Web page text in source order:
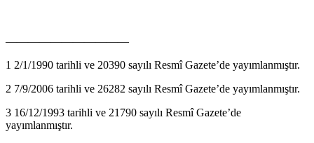
———————————
1 2/1/1990 tarihli ve 20390 sayılı Resmî Gazete’de yayımlanmıştır.
2 7/9/2006 tarihli ve 26282 sayılı Resmî Gazete’de yayımlanmıştır.
3 16/12/1993 tarihli ve 21790 sayılı Resmî Gazete’de
yayımlanmıştır.